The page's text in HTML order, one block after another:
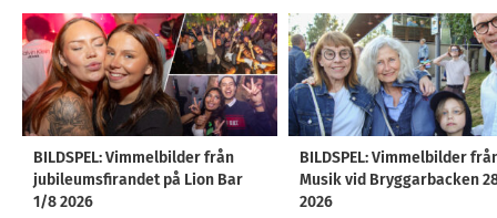
BILDSPEL: Vimmelbilder från
jubileumsfirandet på Lion Bar
1/8 2026
BILDSPEL: Vimmelbilder
Musik vid Bryggarbacken
2026